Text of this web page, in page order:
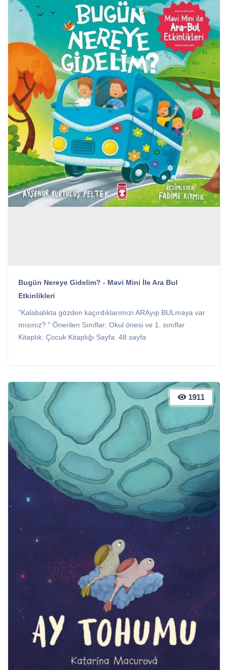
Bugün Nereye Gidelim? - Mavi Mini İle Ara Bul
Etkinlikleri
"Kalabalıkta gözden kaçırdıklarımızı ARAyıp BULmaya var
mısınız? " Önerilen Sınıflar: Okul önesi ve 1. sınıflar
Kitaplık: Çocuk Kitaplığı Sayfa: 48 sayfa
1911
1911